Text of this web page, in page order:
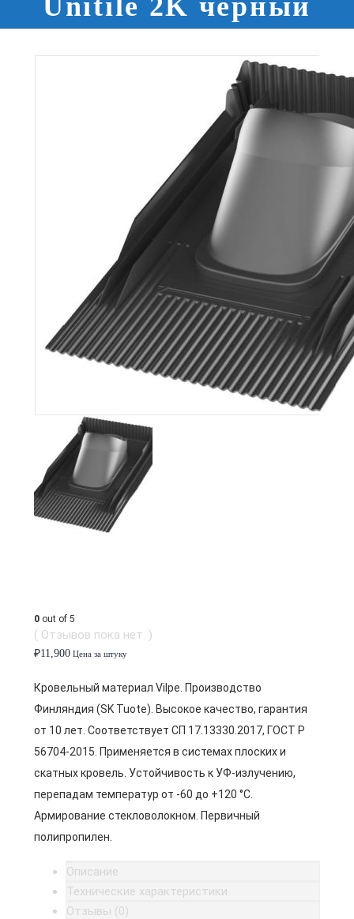
Unitile 2K черный
0 out of 5
( Отзывов пока нет. )
₽11,900 Цена за штуку
Кровельный материал Vilpe. Производство
Финляндия (SK Tuote). Высокое качество, гарантия
от 10 лет. Соответствует СП 17.13330.2017, ГОСТ Р
56704-2015. Применяется в системах плоских и
скатных кровель. Устойчивость к УФ-излучению,
перепадам температур от -60 до +120 °C.
Армирование стекловолокном. Первичный
полипропилен.
Описание
Технические характеристики
Отзывы (0)